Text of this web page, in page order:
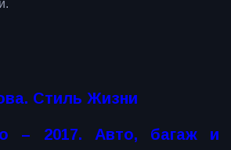
Стиль Жизни
– 2017. Авто, багаж и